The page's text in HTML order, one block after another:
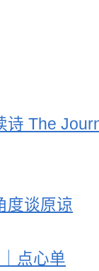
诗 The
谈原谅
点心单